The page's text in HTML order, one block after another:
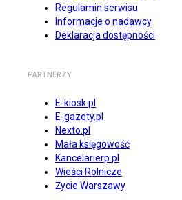
Regulamin serwisu
Informacje o nadawcy
Deklaracja dostępności
PARTNERZY
E-kiosk.pl
E-gazety.pl
Nexto.pl
Mała księgowość
Kancelarierp.pl
Wieści Rolnicze
Życie Warszawy